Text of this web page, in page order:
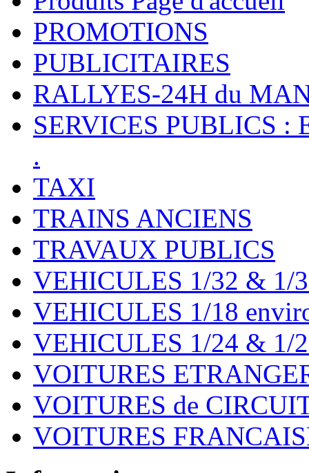
PROMOTIONS
PUBLICITAIRES
RALLYES-24H du
SERVICES PUBLICS :
.
TAXI
TRAINS ANCIENS
TRAVAUX PUBLICS
VEHICULES 1/32 & 1/
VEHICULES 1/18
VEHICULES 1/24 & 1/
VOITURES
VOITURES de
VOITURES